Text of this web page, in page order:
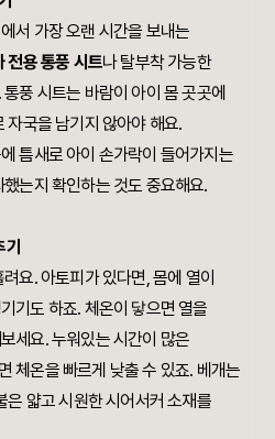
서 가장 오랜 시간을 보내는
전용 통풍 시트나 탈부착 가능한
풍 시트는 바람이 아이 몸 곳곳에
자국을 남기지 않아야 해요.
틈새로 아이 손가락이 들어가지는
는지 확인하는 것도 중요해요.
요. 아토피가 있다면, 몸에 열이
기도 하죠. 체온이 닿으면 열을
세요. 누워있는 시간이 많은
체온을 빠르게 낮출 수 있죠. 베개는
은 얇고 시원한 시어서커 소재를